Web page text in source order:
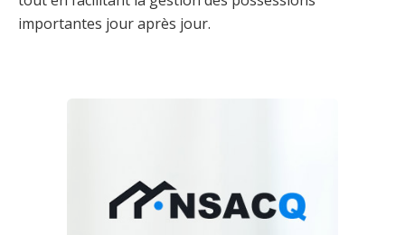
importantes jour après jour.